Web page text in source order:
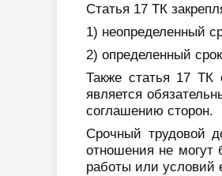
Статья 17 ТК
1) неопределенный
2) определенный
Также статья 17 ТК
является
соглашению сторон.
Срочный трудовой
отношения не могут
работы или условий